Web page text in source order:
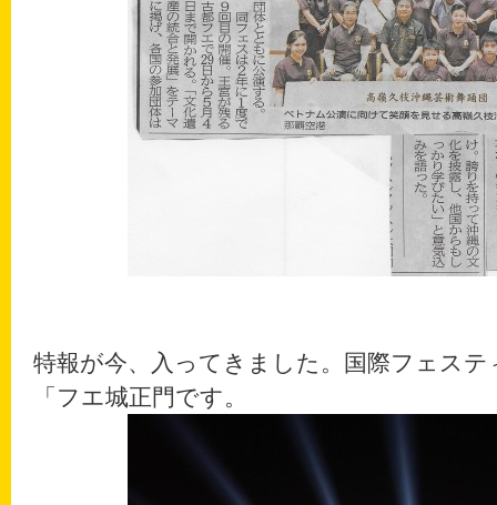
特報が今、入ってきました。国際フェス
「フエ城正門です。